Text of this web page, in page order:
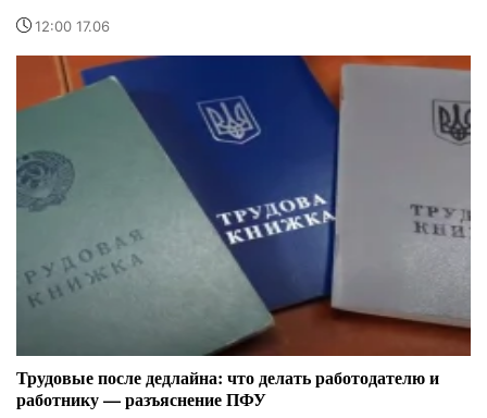
12:00 17.06
Трудовые после дедлайна: что делать работодателю и
работнику — разъяснение ПФУ